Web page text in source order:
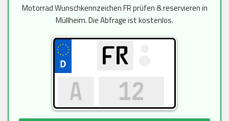
Motorrad Wunschkennzeichen FR prüfen & reservieren in
Müllheim. Die Abfrage ist kostenlos.